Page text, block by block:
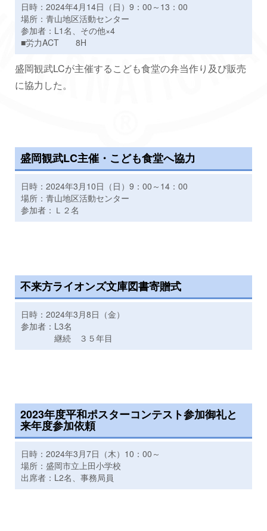
日時：2024年4月14日（日）9：00～13：00
場所：青山地区活動センター
参加者：L1名、その他×4
■労力ACT 8H
盛岡観武LCが主催するこども食堂の弁当作り及び販売
に協力した。
盛岡観武LC主催・こども食堂へ協力
日時：2024年3月10日（日）9：00～14：00
場所：青山地区活動センター
参加者：Ｌ２名
不来方ライオンズ文庫図書寄贈式
日時：2024年3月8日（金）
参加者：L3名
継続 ３５年目
2023年度平和ポスターコンテスト参加御礼と
来年度参加依頼
日時：2024年3月7日（木）10：00～
場所：盛岡市立上田小学校
出席者：L2名、事務局員